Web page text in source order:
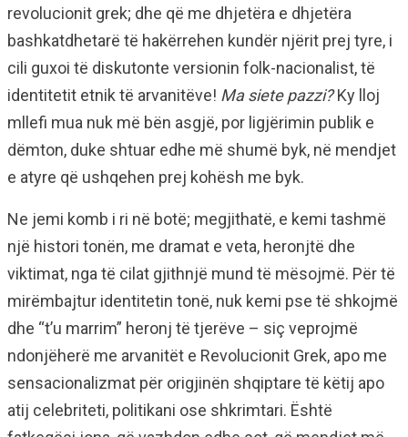
revolucionit grek; dhe që me dhjetëra e dhjetëra
bashkatdhetarë të hakërrehen kundër njërit prej tyre, i
cili guxoi të diskutonte versionin folk-nacionalist, të
identitetit etnik të arvanitëve! Ma siete pazzi?Ky lloj
mllefi mua nuk më bën asgjë, por ligjërimin publik e
dëmton, duke shtuar edhe më shumë byk, në mendjet
e atyre që ushqehen prej kohësh me byk.
Ne jemi komb i ri në botë; megjithatë, e kemi tashmë
një histori tonën, me dramat e veta, heronjtë dhe
viktimat, nga të cilat gjithnjë mund të mësojmë. Për të
mirëmbajtur identitetin tonë, nuk kemi pse të shkojmë
dhe “t’u marrim” heronj të tjerëve – siç veprojmë
ndonjëherë me arvanitët e Revolucionit Grek, apo me
sensacionalizmat për origjinën shqiptare të këtij apo
atij celebriteti, politikani ose shkrimtari. Është